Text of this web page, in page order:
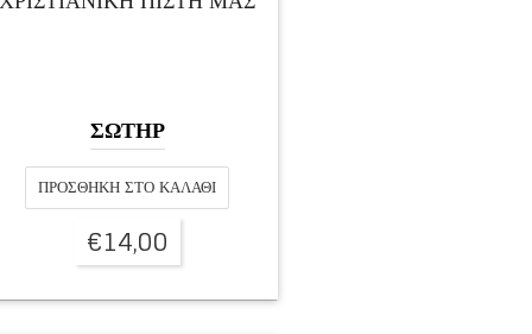
ΣΩΤΗΡ
ΠΡΟΣΘΉΚΗ ΣΤΟ ΚΑΛΆΘΙ
€14,00